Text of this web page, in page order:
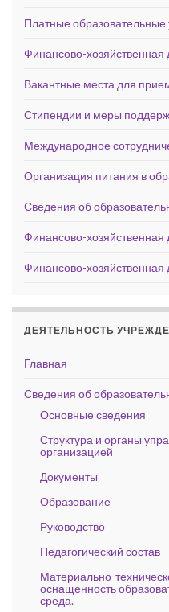
Платные образовательные
Финансово-хозяйственная
Вакантные места для
Стипендии и меры
Международное
Организация питания в
Сведения об
Финансово-хозяйственная
Финансово-хозяйственная
ДЕЯТЕЛЬНОСТЬ
Главная
Сведения об
Основные сведения
Структура и органы
организацией
Документы
Образование
Руководство
Педагогический состав
Материально-
оснащенность
среда.